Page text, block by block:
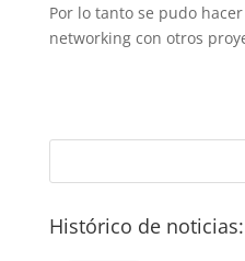
Por lo tanto se pudo
networking con otros
Histórico de noticias: